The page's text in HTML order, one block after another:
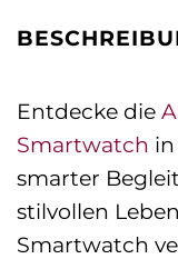
Entdecke die
Smartwatch
smarter
stilvollen
Smartwatch